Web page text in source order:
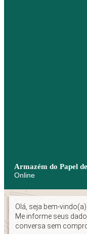
Armazém do Papel
Online
Olá, seja bem-
Me informe seus
conversa sem